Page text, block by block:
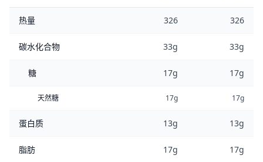
热量 326 326
碳水化合物 33g 33g
糖 17g 17g
天然糖 17g 17g
蛋白质 13g 13g
脂肪 17g 17g